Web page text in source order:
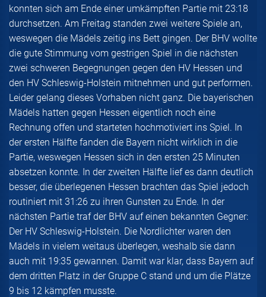
konnten sich am Ende einer umkämpften Partie mit 23:18
durchsetzen. Am Freitag standen zwei weitere Spiele an,
weswegen die Mädels zeitig ins Bett gingen. Der BHV wollte
die gute Stimmung vom gestrigen Spiel in die nächsten
zwei schweren Begegnungen gegen den HV Hessen und
den HV Schleswig-Holstein mitnehmen und gut performen.
Leider gelang dieses Vorhaben nicht ganz. Die bayerischen
Mädels hatten gegen Hessen eigentlich noch eine
Rechnung offen und starteten hochmotiviert ins Spiel. In
der ersten Hälfte fanden die Bayern nicht wirklich in die
Partie, weswegen Hessen sich in den ersten 25 Minuten
absetzen konnte. In der zweiten Hälfte lief es dann deutlich
besser, die überlegenen Hessen brachten das Spiel jedoch
routiniert mit 31:26 zu ihren Gunsten zu Ende. In der
nächsten Partie traf der BHV auf einen bekannten Gegner:
Der HV Schleswig-Holstein. Die Nordlichter waren den
Mädels in vielem weitaus überlegen, weshalb sie dann
auch mit 19:35 gewannen. Damit war klar, dass Bayern auf
dem dritten Platz in der Gruppe C stand und um die Plätze
9 bis 12 kämpfen musste.